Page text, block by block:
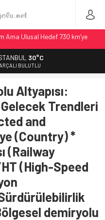
Ama Ulusal Hedef 730 km’ye
Šumava Seferlerine
İnşaatına Başladı
308 Bin Rupiye Özel Vagonda
Yenileme: Sol Tüneli
30°C
BULUTLU
Altyapısı:
Trendleri
and
(Country) *
(Railway
(High-Speed
demiryolu